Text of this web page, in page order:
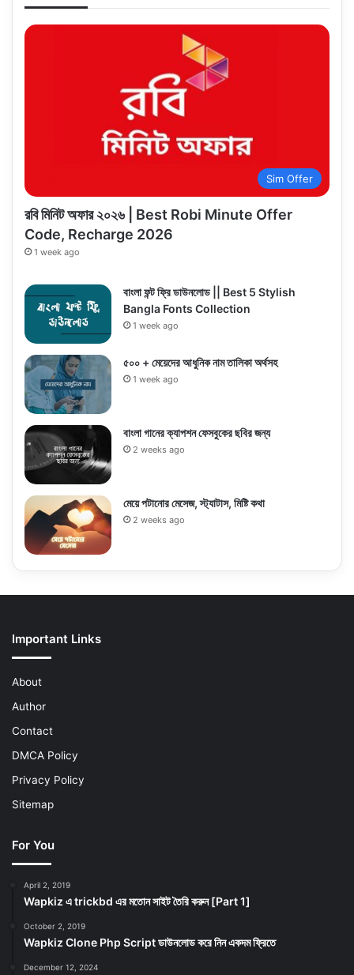
Sim Offer
রবি মিনিট অফার ২০২৬ | Best Robi Minute Offer
Code, Recharge 2026
1 week ago
বাংলা ফন্ট ফ্রি ডাউনলোড || Best 5 Stylish
Bangla Fonts Collection
1 week ago
৫০০ + মেয়েদের আধুনিক নাম তালিকা অর্থসহ
1 week ago
বাংলা গানের ক্যাপশন ফেসবুকের ছবির জন্য
2 weeks ago
মেয়ে পটানোর মেসেজ, স্ট্যাটাস, মিষ্টি কথা
2 weeks ago
Important Links
About
Author
Contact
DMCA Policy
Privacy Policy
Sitemap
For You
April 2, 2019
Wapkiz এ trickbd এর মতোন সাইট তৈরি করুন [Part 1]
October 2, 2019
Wapkiz Clone Php Script ডাউনলোড করে নিন একদম ফ্রিতে
December 12, 2024